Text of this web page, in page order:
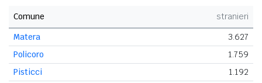
Comune
stranieri
Matera
3.627
Policoro
1.759
Pisticci
1.192